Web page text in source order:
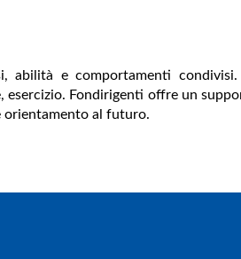
abilità e comportamenti
esercizio. Fondirigenti offre un
orientamento al futuro.